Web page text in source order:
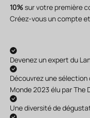
10%sur votre première
Créez-vous un compte
Devenez un expert du
Découvrez une sélection
Monde 2023 élu par The
Une diversité de